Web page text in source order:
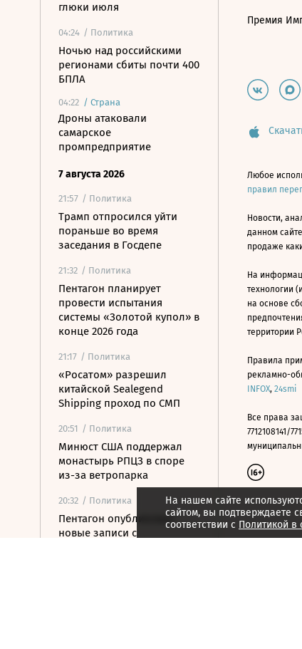
глюки июля
04:24 / Политика
Ночью над российскими
регионами сбиты почти 400
БПЛА
04:22 / Страна
Дроны атаковали
самарское
промпредприятие
7 августа 2026
21:57 / Политика
Трамп отпросился уйти
пораньше во время
заседания в Госдепе
21:32 / Политика
Пентагон планирует
провести испытания
системы «Золотой купол» в
конце 2026 года
21:17 / Политика
«Росатом» разрешил
китайской Sealegend
Shipping проход по СМП
20:51 / Политика
Минюст США поддержал
монастырь РПЦЗ в споре
из-за ветропарка
20:32 / Политика
Пентагон опубликовал
новые записи с
На нашем сайте
сайтом, вы подтверждаете
соответствии с Политикой в
Премия
Любое
правил
Новости,
данном
продаже
На
технологии
на основе
территории
Правила
рекламно-
INFOX, 24smi
Все права
7712108141/